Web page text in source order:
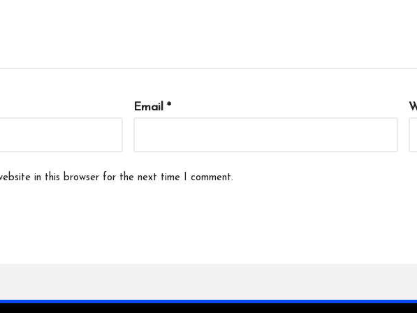
Email *
in this browser for the next time I comment.